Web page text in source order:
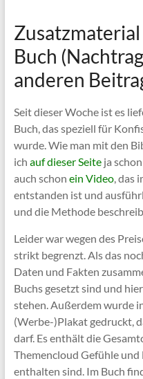
Buch
anderen
Seit dieser Woche ist es
Buch, das speziell für
wurde. Wie man mit den
ich auf dieser Seiteja
auch schon ein Video, das
entstanden ist und
und die Methode
Leider war wegen des
strikt begrenzt. Als das
Daten und Fakten
Buchs gesetzt sind und
stehen. Außerdem wurde
(Werbe-)Plakat gedruckt,
darf. Es enthält die
Themencloud Gefühle und
enthalten sind. Im Buch